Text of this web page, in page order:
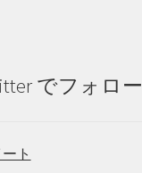
でフォロー
ト